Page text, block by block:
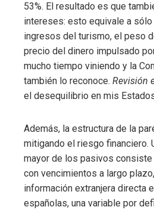
53%. El resultado es que
intereses: esto equivale a
ingresos del turismo, el peso
precio del dinero impulsado
mucho tiempo viniendo y la
también lo reconoce. Revisión
el desequilibrio en mis
Además, la estructura de la
mitigando el riesgo financiero.
mayor de los pasivos
con vencimientos a largo
información extranjera directa
españolas, una variable por